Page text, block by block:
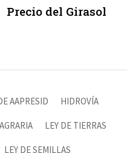
Precio del Girasol
AAPRESID HIDROVÍA
LEY DE TIERRAS
LEY DE SEMILLAS